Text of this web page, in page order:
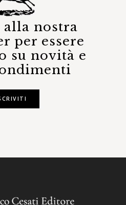
nostra
per essere
su novità e